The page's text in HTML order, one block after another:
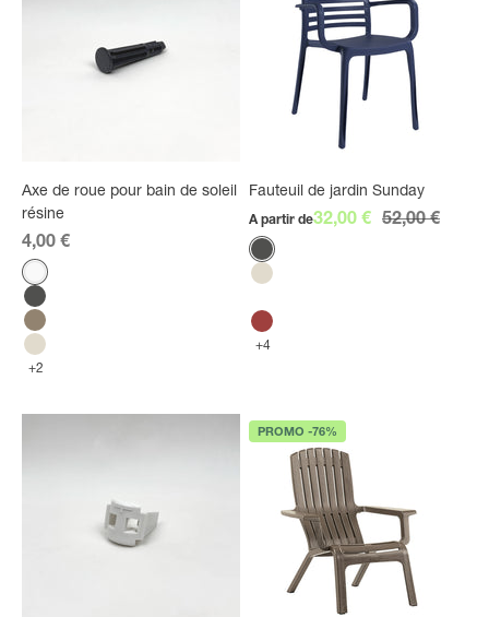
Axe de roue pour bain de soleil
résine
Prix de vente
4,00 €
Couleur
Blanc
Anthracite
Taupe
Lin
+2
Fauteuil de jardin Sunday
A partir dePrix de vente
32,00 € Prix normal
52,00 €
Couleur
Anthracite
Lin
Blanc glacier
Rouge Bossa Nova
+4
PROMO -76%